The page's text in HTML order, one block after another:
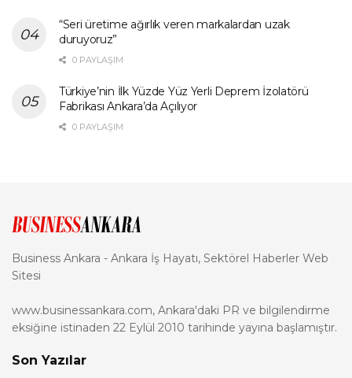
“Seri üretime ağırlık veren markalardan uzak
duruyoruz”
0 PAYLAŞIM
Türkiye’nin İlk Yüzde Yüz Yerli Deprem İzolatörü
Fabrikası Ankara’da Açılıyor
0 PAYLAŞIM
Business Ankara - Ankara İş Hayatı, Sektörel Haberler Web
Sitesi
www.businessankara.com, Ankara'daki PR ve bilgilendirme
eksiğine istinaden 22 Eylül 2010 tarihinde yayına başlamıştır.
Son Yazılar